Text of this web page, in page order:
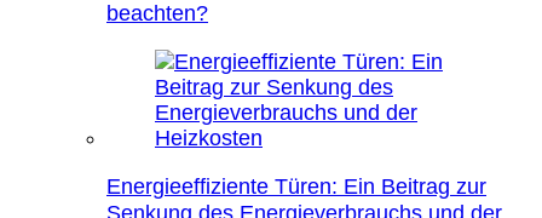
beachten?
Energieeffiziente Türen: Ein Beitrag zur
Senkung des Energieverbrauchs und der